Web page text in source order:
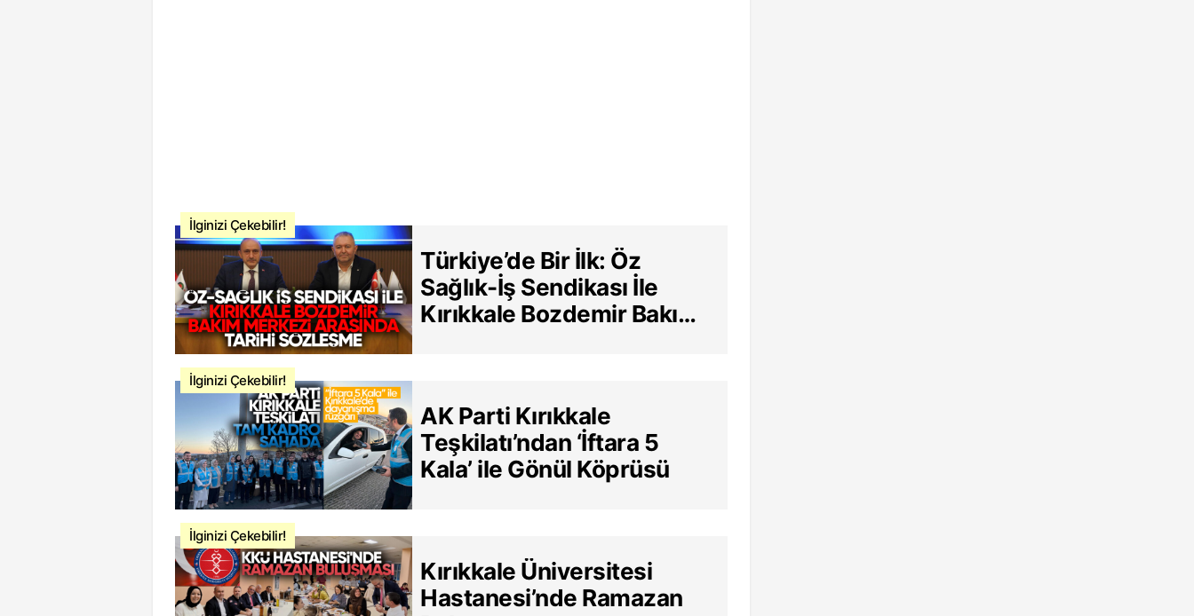
İlginizi Çekebilir!
Türkiye’de Bir İlk: Öz
Sağlık-İş Sendikası İle
Kırıkkale Bozdemir Bakım
İlginizi Çekebilir!
AK Parti Kırıkkale
Teşkilatı’ndan ‘İftara 5
Kala’ ile Gönül Köprüsü
İlginizi Çekebilir!
Kırıkkale Üniversitesi
Hastanesi’nde Ramazan